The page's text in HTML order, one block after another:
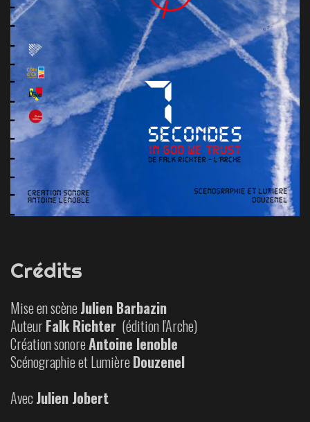
Crédits
Mise en scèneJulien Barbazin
AuteurFalk Richter (édition l'Arche)
Création sonoreAntoine lenoble
Scénographie et LumièreDouzenel
Avec Julien Jobert